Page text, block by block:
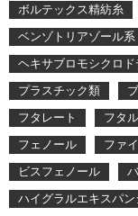
ボルテックス精紡糸
ベンゾトリアゾール系
ヘキサブロモシクロド
プラスチック類
フタレート
フタ
フェノール
ファ
ビスフェノール
ハイグラルエキスパン